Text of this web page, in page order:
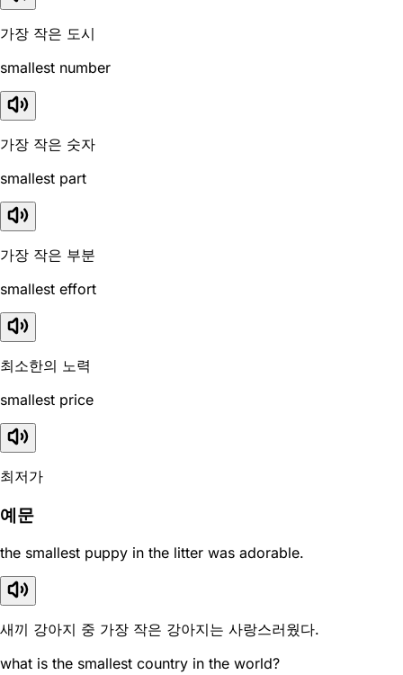
가장 작은 도시
smallest number
가장 작은 숫자
smallest part
가장 작은 부분
smallest effort
최소한의 노력
smallest price
최저가
예문
the smallest puppy in the litter was adorable.
새끼 강아지 중 가장 작은 강아지는 사랑스러웠다.
what is the smallest country in the world?